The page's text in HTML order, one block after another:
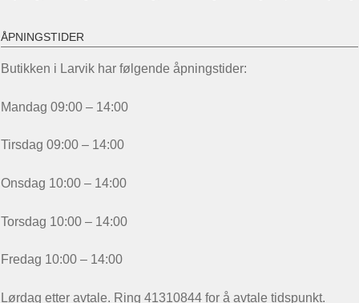
ÅPNINGSTIDER
Butikken i Larvik har følgende åpningstider:
Mandag 09:00 – 14:00
Tirsdag 09:00 – 14:00
Onsdag 10:00 – 14:00
Torsdag 10:00 – 14:00
Fredag 10:00 – 14:00
Lørdag etter avtale. Ring 41310844 for å avtale tidspunkt.